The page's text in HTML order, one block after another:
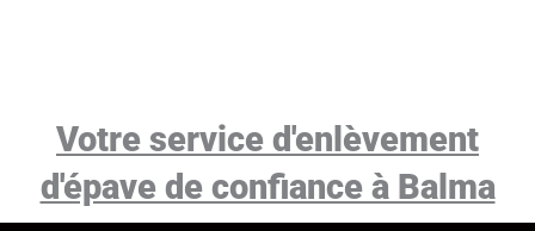
Votre service d'enlèvement
d'épave de confiance à Balma